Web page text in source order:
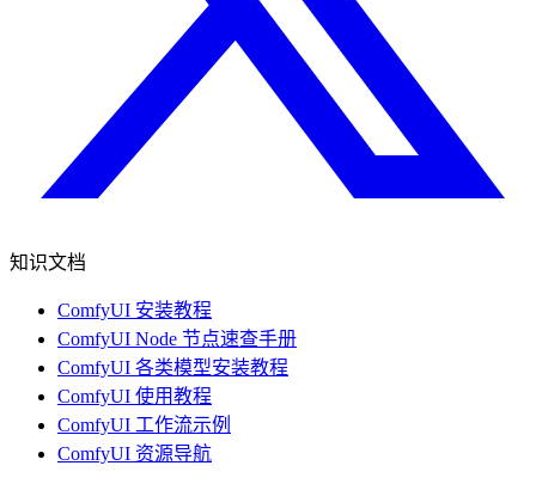
知识文档
ComfyUI 安装教程
ComfyUI Node 节点速查手册
ComfyUI 各类模型安装教程
ComfyUI 使用教程
ComfyUI 工作流示例
ComfyUI 资源导航